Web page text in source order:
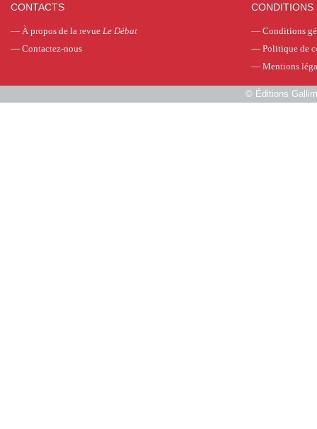
CONTACTS
— À propos de la revue Le Débat
— Contactez-nous
CONDITIONS
— Conditions
— Politique de
— Mentions
© Éditions